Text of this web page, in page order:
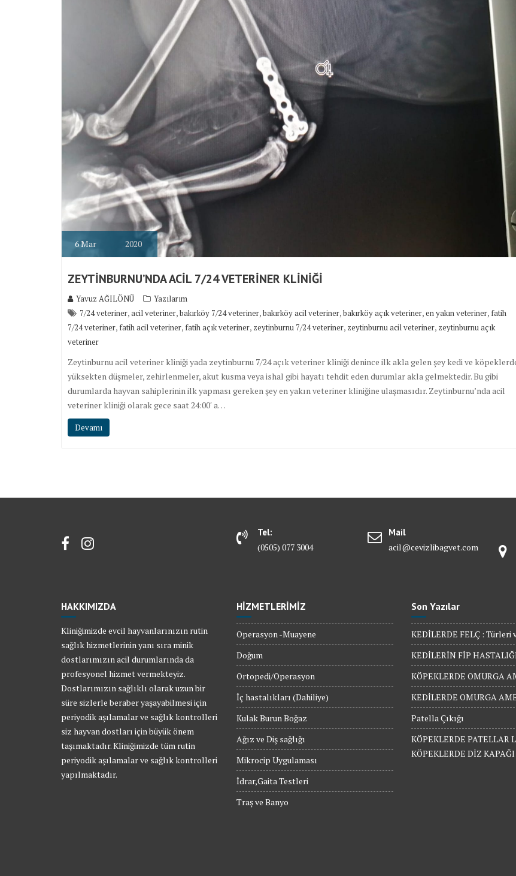
6Mar 2020
ZEYTİNBURNU’NDA ACİL 7/24 VETERİNER KLİNİĞİ
Yavuz AĞILÖNÜ
Yazılarım
7/24 veteriner,acil veteriner,bakırköy 7/24 veteriner,bakırköy acil veteriner,bakırköy açık veteriner,en yakın veteriner, fatih
7/24 veteriner, fatih acil veteriner, fatih açık veteriner, zeytinburnu 7/24 veteriner, zeytinburnu acil veteriner, zeytinburnu açık
veteriner
Zeytinburnu acil veteriner kliniği yada zeytinburnu 7/24 açık veteriner kliniği denince ilk akla gelen şey kedi ve
yüksekten düşmeler, zehirlenmeler, akut kusma veya ishal gibi hayatı tehdit eden durumlar akla gelmektedir. Bu gibi
durumlarda hayvan sahiplerinin ilk yapması gereken şey en yakın veteriner kliniğine ulaşmasıdır. Zeytinburnu’nda acil
veteriner kliniği olarak gece saat 24:00′ a…
Devamı
Tel:
(0505) 077 3004
Mail
acil@cevizlibagvet.com
HAKKIMIZDA
Kliniğimizde evcil hayvanlarınızın rutin
sağlık hizmetlerinin yanı sıra minik
dostlarımızın acil durumlarında da
profesyonel hizmet vermekteyiz.
Dostlarımızın sağlıklı olarak uzun bir
süre sizlerle beraber yaşayabilmesi için
periyodik aşılamalar ve sağlık kontrolleri
siz hayvan dostları için büyük önem
taşımaktadır. Kliniğimizde tüm rutin
periyodik aşılamalar ve sağlık kontrolleri
yapılmaktadır.
HİZMETLERİMİZ
Operasyon -Muayene
Doğum
Ortopedi/Operasyon
İç hastalıkları (Dahiliye)
Kulak Burun Boğaz
Ağız ve Diş sağlığı
Mikrocip Uygulaması
İdrar,Gaita Testleri
Traş ve Banyo
Son Yazılar
KEDİLERDE FELÇ : Türleri
KEDİLERİN FİP
KÖPEKLERDE OMURGA
KEDİLERDE OMURGA
Patella Çıkığı
KÖPEKLERDE PATELLAR
KÖPEKLERDE DİZ